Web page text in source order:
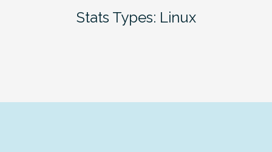
Stats Types: Linux